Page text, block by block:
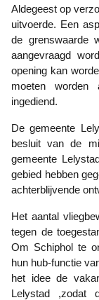
Aldegeest op
uitvoerde. Een
de grenswaarde
aangevraagd
opening kan
moeten worden
ingediend.
De gemeente Lelystad heeft teleurgesteld gereageerd op het
besluit van de
gemeente
gebied hebben
achterblijvende
Het aantal vliegbewegingen op Schiphol loopt al enige tijd aan
tegen de
Om Schiphol te
hun hub-functie
het idee de
Lelystad ,zodat